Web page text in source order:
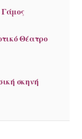
Θέατρο
σκηνή